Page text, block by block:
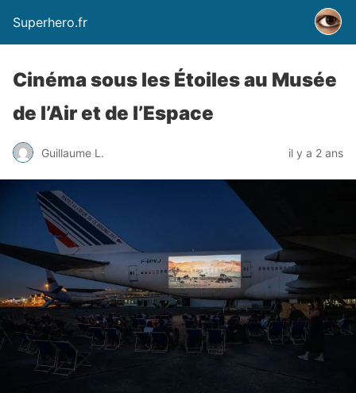
Superhero.fr
Cinéma sous les Étoiles au Musée
de l’Air et de l’Espace
Guillaume L. il y a 2 ans